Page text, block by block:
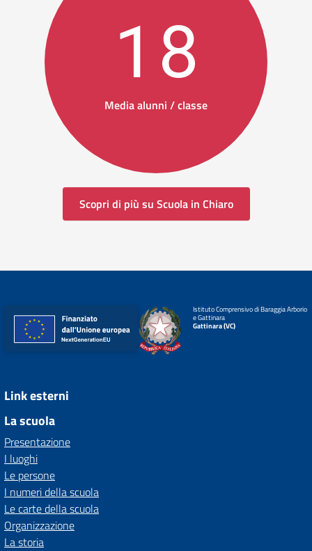
18
Media alunni / classe
Scopri di più su Scuola in Chiaro
Istituto Comprensivo di Baraggia Arborio
e Gattinara
Gattinara (VC)
Link esterni
La scuola
Presentazione
I luoghi
Le persone
I numeri della scuola
Le carte della scuola
Organizzazione
La storia